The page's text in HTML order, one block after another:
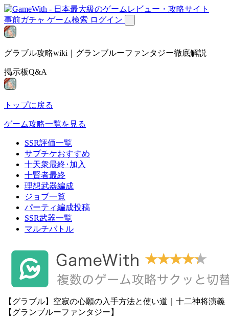
事前ガチャ ゲーム検索 ログイン
グラブル攻略wiki｜グランブルーファンタジー徹底解説
掲示板Q&A
トップに戻る
ゲーム攻略一覧を見る
SSR評価一覧
サプチケおすすめ
十天衆最終･加入
十賢者最終
理想武器編成
ジョブ一覧
パーティ編成投稿
SSR武器一覧
マルチバトル
【グラブル】空寂の心願の入手方法と使い道｜十二神将演義
【グランブルーファンタジー】